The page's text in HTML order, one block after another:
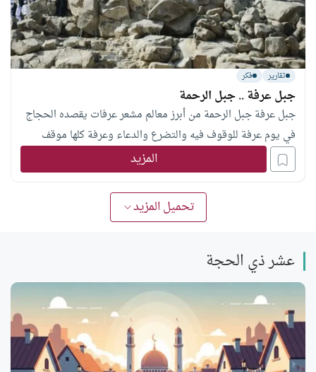
تقارير فكر
جبل عرفة .. جبل الرحمة
جبل عرفة جبل الرحمة من أبرز معالم مشعر عرفات يقصده الحجاج
في يوم عرفة للوقوف فيه والتضرع والدعاء وعرفة كلها موقف
المزيد
تحميل المزيد
عشر ذي الحجة